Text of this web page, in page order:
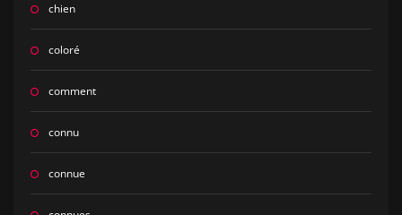
chien
coloré
comment
connu
connue